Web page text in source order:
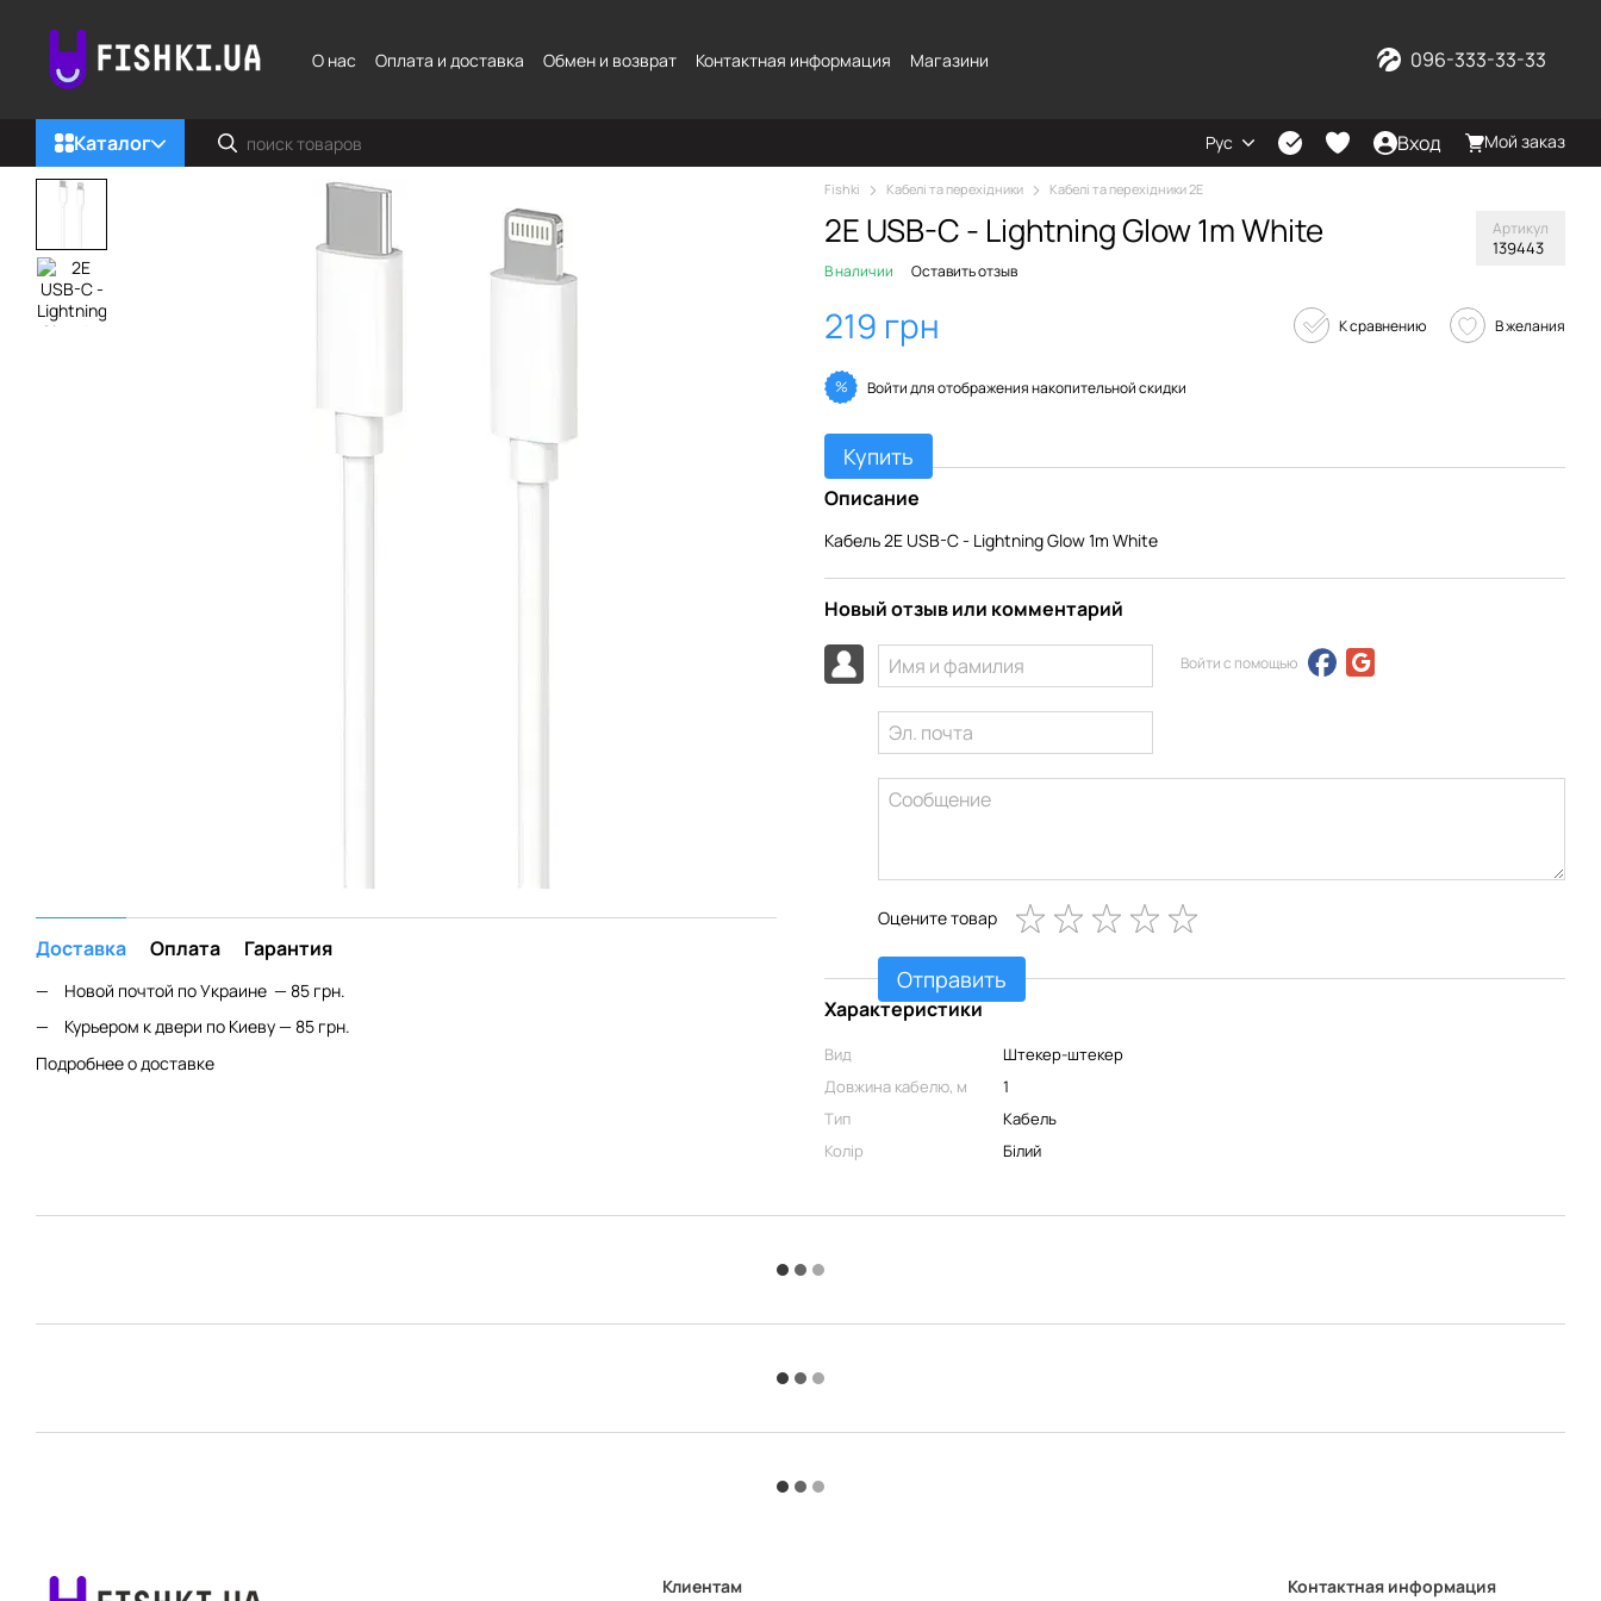
О нас
Оплата и доставка Обмен и возврат Контактная информация Магазини 096-333-33-33
Каталог Рус Вход Мой заказ
Доставка Оплата Гарантия
Новой почтой по Украине — 85 грн.
Курьером к двери по Киеву — 85 грн.
Подробнее о доставке
Fishki Кабелі та перехідники Кабелі та перехідники 2E
2E USB-C - Lightning Glow 1m White Артикул
139443
В наличии Оставить отзыв
219 грн К сравнению В желания
% Войтидля отображения накопительной скидки
Купить
Описание
Кабель 2E USB-C - Lightning Glow 1m White
Новый отзыв или комментарий
Войти с помощью
Оцените товар
Отправить
Характеристики
Вид
Штекер-штекер
Довжина кабелю, м
1
Тип
Кабель
Колір
Білий
Клиентам Контактная информация